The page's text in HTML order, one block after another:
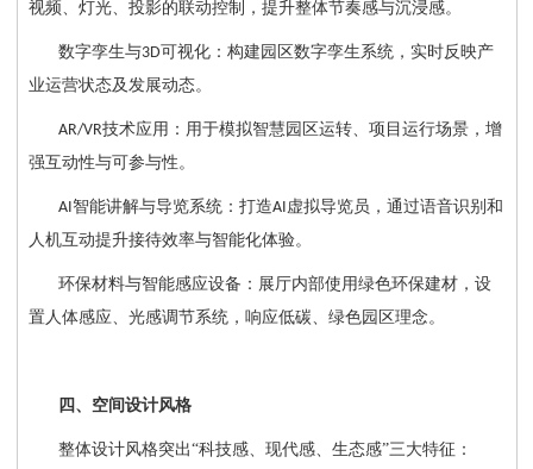
视频、灯光、投影的联动控制，提升整体节奏感与沉浸感。
数字孪生与3D可视化：构建园区数字孪生系统，实时反映产
业运营状态及发展动态。
AR/VR技术应用：用于模拟智慧园区运转、项目运行场景，增
强互动性与可参与性。
AI智能讲解与导览系统：打造AI 虚拟导览员，通过语音识别和
人机互动提升接待效率与智能化体验。
环保材料与智能感应设备：展厅内部使用绿色环保建材，设
置人体感应、光感调节系统，响应低碳、绿色园区理念。
四、空间设计风格
整体设计风格突出“科技感、现代感、生态感”三大特征：